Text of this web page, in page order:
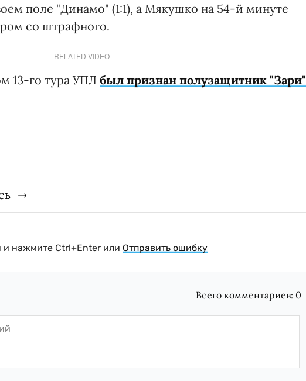
поле "Динамо" (1:1), а Мякушко на 54-й минуте
со штрафного.
RELATED VIDEO
13-го тура УПЛ был признан полузащитник "Зари"
нажмите Ctrl+Enter или Отправить ошибку
Всего комментариев: 0